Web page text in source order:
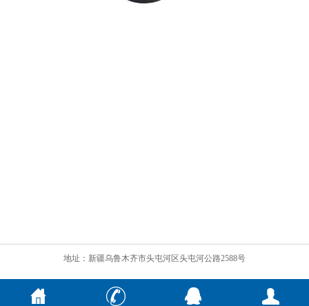
地址：新疆乌鲁木齐市头屯河区头屯河公路2588号